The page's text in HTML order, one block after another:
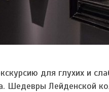
для глухих и
Шедевры Лейденской